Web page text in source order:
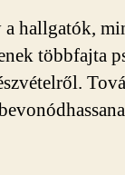
hallgatók,
többfajta